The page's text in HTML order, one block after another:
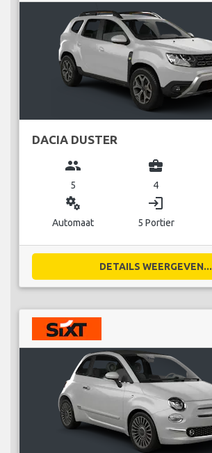
DACIA DUSTER
group
5
business_center
4
miscellaneous_services
Automaat
login
5 Portier
DETAILS WEERGEVEN...